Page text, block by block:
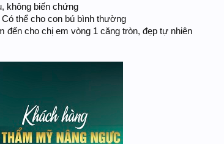
không biến chứng
thể cho con bú bình thường
cho chị em vòng 1 căng tròn, đẹp tự nhiên